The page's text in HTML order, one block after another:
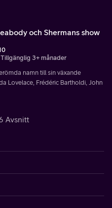
och Shermans show
Tillgänglig 3+ månader
namn till sin växande
Lovelace, Frédéric Bartholdi, John
Avsnitt